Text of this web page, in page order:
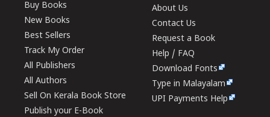
Buy Books
New Books
Best Sellers
Track My Order
All Publishers
All Authors
Sell On Kerala Book Store
Publish your E-Book
About Us
Contact Us
Request a Book
Help / FAQ
Download Fonts
Type in Malayalam
UPI Payments Help